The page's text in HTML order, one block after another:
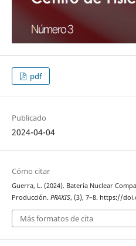
pdf
Publicado
2024-04-04
Cómo citar
Guerra, L. (2024). Batería Nuclear
Producción. PRAXIS, (3), 7–8. https://
Más formatos de cita